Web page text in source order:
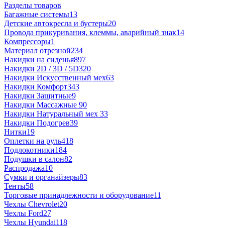
Разделы товаров
Багажные системы13
Детские автокресла и бустеры20
Провода прикуривания, клеммы, аварийный знак14
Компрессоры1
Материал отрезной234
Накидки на сиденья897
Накидки 2D / 3D / 5D320
Накидки Искусственный мех63
Накидки Комфорт343
Накидки Защитные9
Накидки Массажные 90
Накидки Натуральный мех 33
Накидки Подогрев39
Нитки19
Оплетки на руль418
Подлокотники184
Подушки в салон82
Распродажа10
Сумки и органайзеры83
Тенты58
Торговые принадлежности и оборудование11
Чехлы Chevrolet20
Чехлы Ford27
Чехлы Hyundai118